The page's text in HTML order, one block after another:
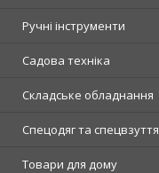
Ручні інструменти
Садова техніка
Складське обладнання
Спецодяг та спецвзуття
Товари для дому